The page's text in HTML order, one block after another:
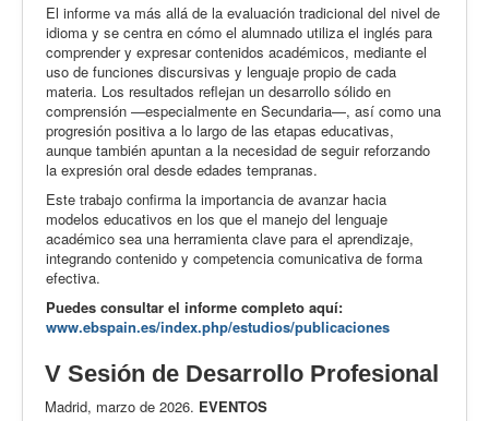
El informe va más allá de la evaluación tradicional del nivel de
idioma y se centra en cómo el alumnado utiliza el inglés para
comprender y expresar contenidos académicos, mediante el
uso de funciones discursivas y lenguaje propio de cada
materia. Los resultados reflejan un desarrollo sólido en
comprensión —especialmente en Secundaria—, así como una
progresión positiva a lo largo de las etapas educativas,
aunque también apuntan a la necesidad de seguir reforzando
la expresión oral desde edades tempranas.
Este trabajo confirma la importancia de avanzar hacia
modelos educativos en los que el manejo del lenguaje
académico sea una herramienta clave para el aprendizaje,
integrando contenido y competencia comunicativa de forma
efectiva.
Puedes consultar el informe completo aquí:
www.ebspain.es/index.php/estudios/publicaciones
V Sesión de Desarrollo Profesional
Madrid, marzo de 2026. EVENTOS